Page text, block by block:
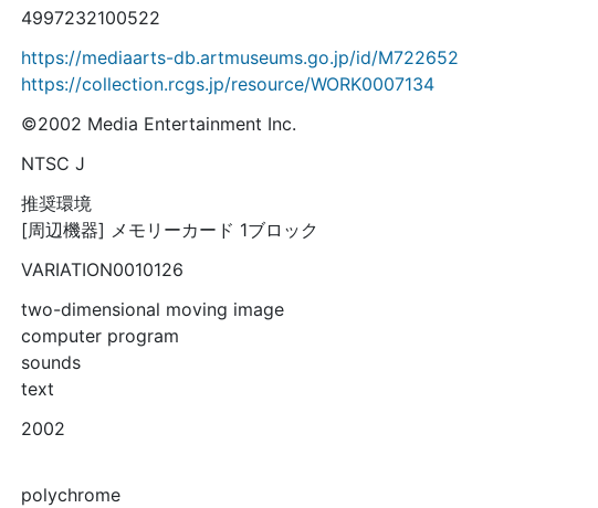
4997232100522
https://mediaarts-db.artmuseums.go.jp/id/M722652
https://collection.rcgs.jp/resource/WORK0007134
©2002 Media Entertainment Inc.
NTSC J
推奨環境
[周辺機器] メモリーカード 1ブロック
VARIATION0010126
two-dimensional moving image
computer program
sounds
text
2002
polychrome